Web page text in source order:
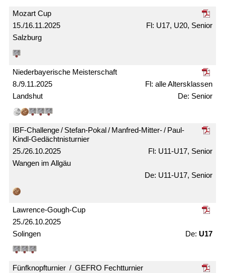
15./16.11.2025
Mozart Cup
Salzburg
U17, U20, Senior
8./9.11.2025
Nieder­bayerische Meister­schaft
Landshut
alle Alters­klassen
Senior
25./26.10.2025
IBF-Challenge / Stefan-Pokal / Manfred-Mitter- / Paul-
Kindl-Gedächtnis­turnier
Wangen im Allgäu
U11-U17, Senior
U11-U17, Senior
25./26.10.2025
Lawrence-Gough-Cup
Solingen U17
Fünfknopf­turnier / GEFRO Fecht­turnier